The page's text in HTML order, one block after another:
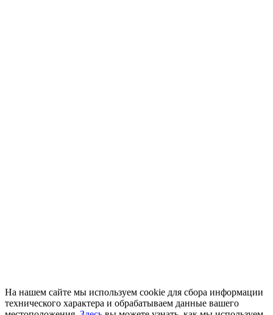
На нашем сайте мы используем cookie для сбора информации
технического характера и обрабатываем данные вашего